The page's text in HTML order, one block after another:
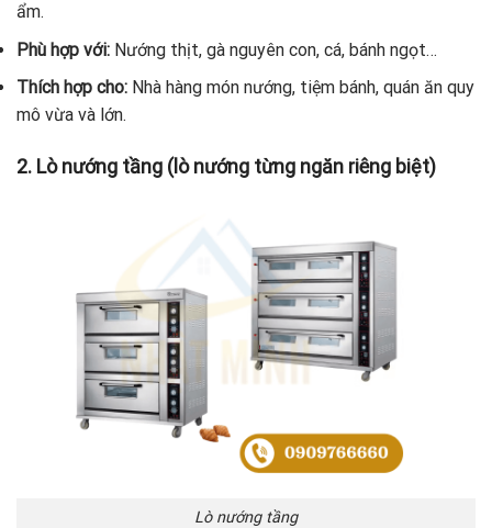
ẩm.
Phù hợp với: Nướng thịt, gà nguyên con, cá, bánh ngọt…
Thích hợp cho: Nhà hàng món nướng, tiệm bánh, quán ăn quy
mô vừa và lớn.
2. Lò nướng tầng (lò nướng từng ngăn riêng biệt)
Lò nướng tầng